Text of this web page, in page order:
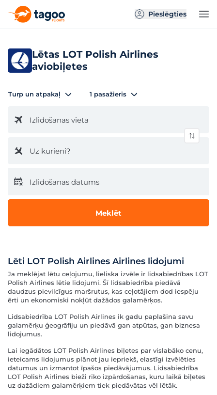
Pieslēgties
Lētas LOT Polish Airlines
aviobiļetes
Turp un atpakaļ 1 pasažieris
Izlidošanas vieta
Uz kurieni?
Izlidošanas datums
Meklēt
Lēti LOT Polish Airlines Airlines lidojumi
Ja meklējat lētu ceļojumu, lieliska izvēle ir lidsabiedrības LOT
Polish Airlines lētie lidojumi. Šī lidsabiedrība piedāvā
daudzus pievilcīgus maršrutus, kas ceļotājiem dod iespēju
ērti un ekonomiski nokļūt dažādos galamērķos.
Lidsabiedrība LOT Polish Airlines ik gadu paplašina savu
galamērķu ģeogrāfiju un piedāvā gan atpūtas, gan biznesa
lidojumus.
Lai iegādātos LOT Polish Airlines biļetes par vislabāko cenu,
ieteicams lidojumus plānot jau iepriekš, elastīgi izvēlēties
datumus un izmantot īpašos piedāvājumus. Lidsabiedrība
LOT Polish Airlines bieži rīko izpārdošanas, kuru laikā biļetes
uz dažādiem galamērķiem tiek piedāvātas vēl lētāk.